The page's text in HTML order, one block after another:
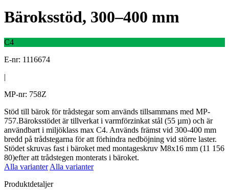
Bäroksstöd, 300–400 mm
C4
E-nr: 1116674
|
MP-nr: 758Z
Stöd till bärok för trådstegar som används tillsammans med MP-
757.Bäroksstödet är tillverkat i varmförzinkat stål (55 µm) och är
användbart i miljöklass max C4. Används främst vid 300-400 mm
bredd på trådstegarna för att förhindra nedböjning vid större laster.
Stödet skruvas fast i bäroket med montageskruv M8x16 mm (11 156
80)efter att trådstegen monterats i bäroket.
Alla varianter Alla varianter
Produktdetaljer